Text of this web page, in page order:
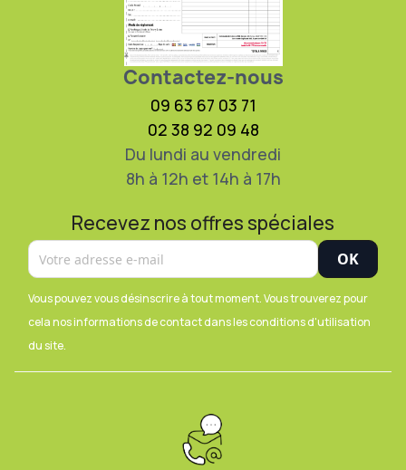
Contactez-nous
09 63 67 03 71
02 38 92 09 48
Du lundi au vendredi
8h à 12h et 14h à 17h
Recevez nos offres spéciales
Vous pouvez vous désinscrire à tout moment. Vous trouverez pour
cela nos informations de contact dans les conditions d'utilisation
du site.